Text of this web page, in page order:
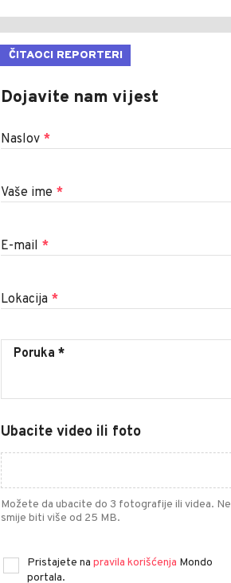
ČITAOCI REPORTERI
Dojavite nam vijest
Naslov *
Vaše ime *
E-mail *
Lokacija *
Ubacite video ili foto
Možete da ubacite do 3 fotografije ili videa. Ne
smije biti više od 25 MB.
Pristajete na pravila korišćenja Mondo
portala.